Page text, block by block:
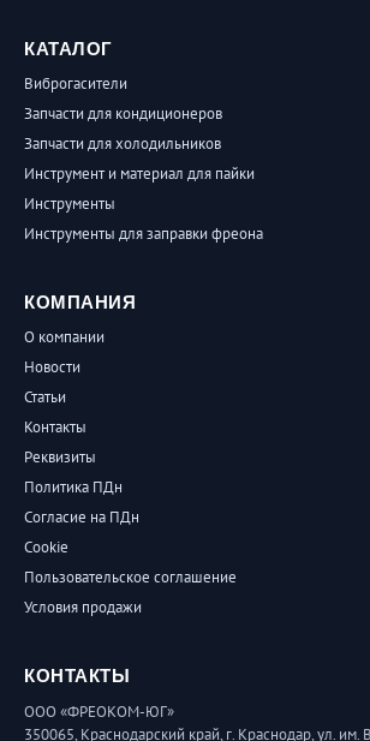
КАТАЛОГ
Виброгасители
Запчасти для кондиционеров
Запчасти для холодильников
Инструмент и материал для пайки
Инструменты
Инструменты для заправки фреона
КОМПАНИЯ
О компании
Новости
Статьи
Контакты
Реквизиты
Политика ПДн
Согласие на ПДн
Cookie
Пользовательское соглашение
Условия продажи
КОНТАКТЫ
ООО «ФРЕОКОМ-ЮГ»
350065, Краснодарский край, г. Краснодар, ул. им.